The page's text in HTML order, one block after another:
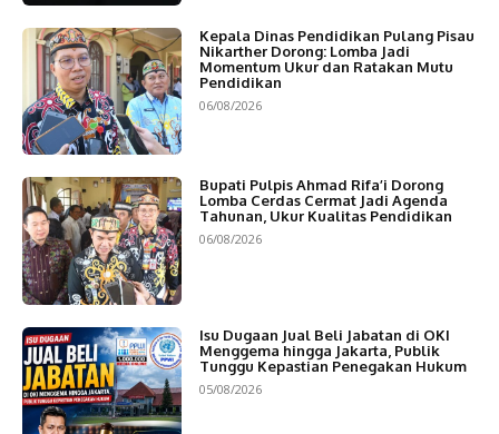
Kepala Dinas Pendidikan Pulang Pisau
Nikarther Dorong: Lomba Jadi
Momentum Ukur dan Ratakan Mutu
Pendidikan
06/08/2026
Bupati Pulpis Ahmad Rifa’i Dorong
Lomba Cerdas Cermat Jadi Agenda
Tahunan, Ukur Kualitas Pendidikan
06/08/2026
Isu Dugaan Jual Beli Jabatan di OKI
Menggema hingga Jakarta, Publik
Tunggu Kepastian Penegakan Hukum
05/08/2026